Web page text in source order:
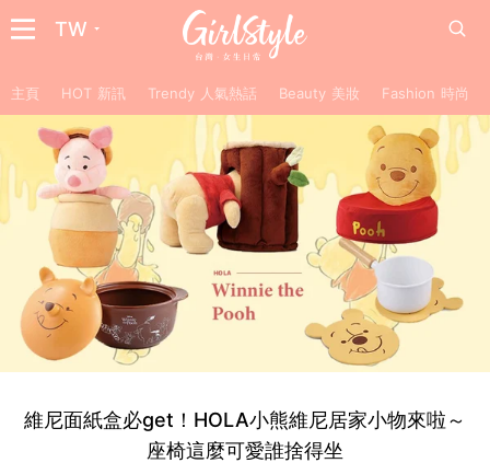
TW
主頁 HOT 新訊 Trendy 人氣熱話 Beauty 美妝 Fashion 時尚
維尼面紙盒必get！HOLA小熊維尼居家小物來啦～
座椅這麼可愛誰捨得坐